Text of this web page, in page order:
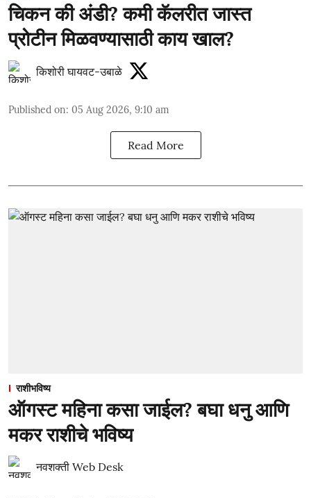
चिकन की अंडी? कमी कॅलरीत जास्त
प्रोटीन मिळवण्यासाठी काय खाल?
किशोरी घायवट-उबाळे
Published on: 05 Aug 2026, 9:10 am
Read More
राशीभविष्य
ऑगस्ट महिना कसा जाईल? बघा धनु आणि
मकर राशीचे भविष्य
नवशक्ती Web Desk